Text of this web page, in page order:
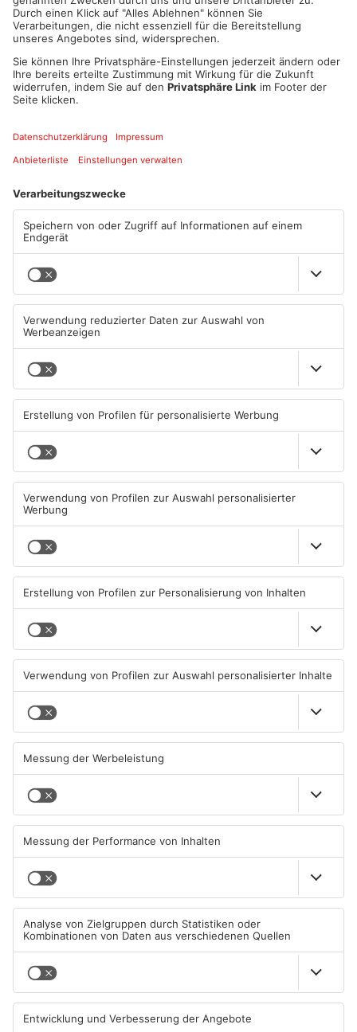
Artikel teilen
Mehr aus Main-
Kinzig-Kreis
Wohnhausbrand in Maintal:
Zwei Menschen verletzt
06.08.2026, 15:42 UHR IN MAIN-
Gute Nachrichten für Pendler
im Main-Kinzig-Kreis und in
06.08.2026, 11:33 UHR IN MAIN-
Wächtersbacher
geschlossen
05.08.2026, 07:31 UHR IN MAIN-
KINZIG-KREIS
Neue Sperrungen rund um
02.08.2026, 08:33 UHR IN MAIN-
Gleisarbeiten sollen
Feldbrand in Nidderau
ausgelöst haben
KINZIG-KREIS
Wo ist Selena Fröhlich aus
KINZIG-KREIS